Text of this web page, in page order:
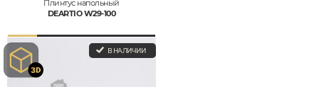
Плинтус напольный
DEARTIO W29-100
В НАЛИЧИИ